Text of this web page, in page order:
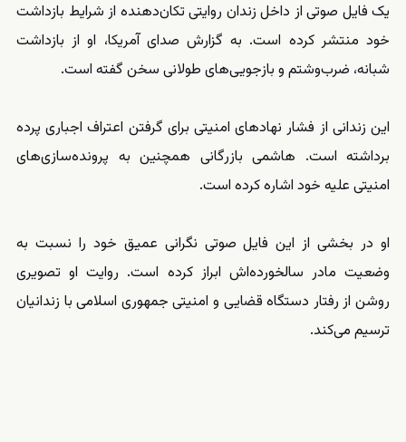
یک فایل صوتی از داخل زندان روایتی تکان‌دهنده از شرایط بازداشت
خود منتشر کرده است. به گزارش صدای آمریکا، او از بازداشت
شبانه، ضرب‌وشتم و بازجویی‌های طولانی سخن گفته است.
این زندانی از فشار نهادهای امنیتی برای گرفتن اعتراف اجباری پرده
برداشته است. هاشمی بازرگانی همچنین به پرونده‌سازی‌های
امنیتی علیه خود اشاره کرده است.
او در بخشی از این فایل صوتی نگرانی عمیق خود را نسبت به
وضعیت مادر سالخورده‌اش ابراز کرده است. روایت او تصویری
روشن از رفتار دستگاه قضایی و امنیتی جمهوری اسلامی با زندانیان
ترسیم می‌کند.